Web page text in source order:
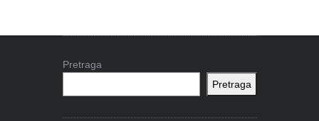
Pretraga
Pretraga